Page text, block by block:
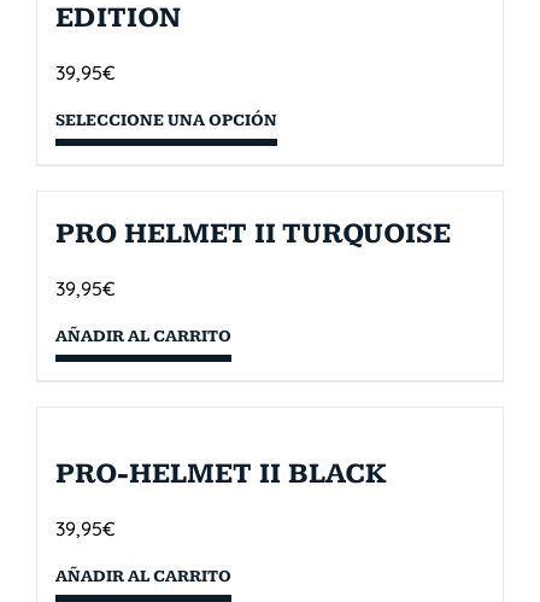
EDITION
39,95€
SELECCIONE UNA OPCIÓN
PRO HELMET II TURQUOISE
39,95€
AÑADIR AL CARRITO
PRO-HELMET II BLACK
39,95€
AÑADIR AL CARRITO